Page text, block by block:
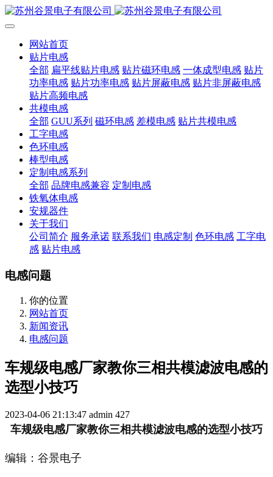
网站首页
贴片电感
全部 扁平线贴片电感 贴片磁环电感 一体成型电感 贴片
功率电感 贴片功率电感 贴片屏蔽电感 贴片非屏蔽电感
贴片高频电感
共模电感
全部 GUU系列 磁环电感 差模电感 贴片共模电感
工字电感
色环电感
棒型电感
定制电感系列
全部 品牌电感兼容 定制电感
铁氧体电感
安规器件
关于我们
公司简介 服务承诺 联系我们 电感定制 色环电感 工字电
感 贴片电感
电感问题
你的位置
网站首页
新闻资讯
电感问题
车规级电感厂家教你三相共模滤波电感的
选型小技巧
2023-04-06 21:13:47 admin 427
车规级电感厂家教你三相共模滤波电感的选型小技巧
编辑：谷景电子